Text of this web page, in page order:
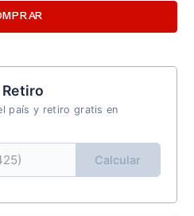
país y retiro gratis en
Calcular